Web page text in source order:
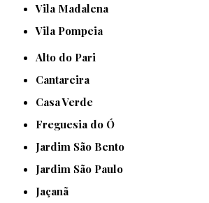
Vila Madalena
Vila Pompeia
Alto do Pari
Cantareira
Casa Verde
Freguesia do Ó
Jardim São Bento
Jardim São Paulo
Jaçanã